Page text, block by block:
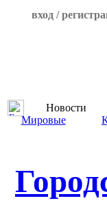
вход /
Новости
Мировые